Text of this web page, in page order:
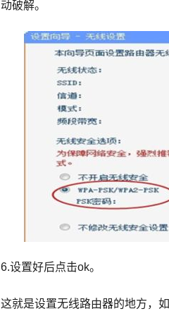
动破解。
6.设置好后点击ok。
这就是设置无线路由器的地方，